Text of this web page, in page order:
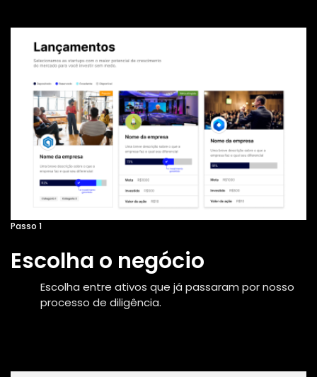
Passo 1
Escolha o negócio
Escolha entre ativos que já passaram por nosso
processo de diligência.